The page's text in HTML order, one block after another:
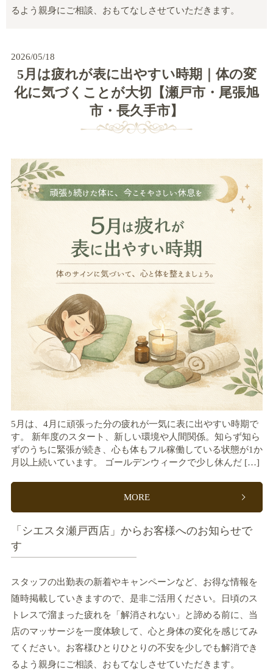
るよう親身にご相談、おもてなしさせていただきます。
2026/05/18
5月は疲れが表に出やすい時期｜体の変
化に気づくことが大切【瀬戸市・尾張旭
市・長久手市】
5月は、4月に頑張った分の疲れが一気に表に出やすい時期で
す。 新年度のスタート、新しい環境や人間関係。知らず知ら
ずのうちに緊張が続き、心も体もフル稼働している状態が1か
月以上続いています。 ゴールデンウィークで少し休んだ […]
MORE
「シエスタ瀬戸西店」からお客様へのお知らせで
す
スタッフの出勤表の新着やキャンペーンなど、お得な情報を
随時掲載していきますので、是非ご活用ください。日頃のス
トレスで溜まった疲れを「解消されない」と諦める前に、当
店のマッサージを一度体験して、心と身体の変化を感じてみ
てください。お客様ひとりひとりの不安を少しでも解消でき
るよう親身にご相談、おもてなしさせていただきます。